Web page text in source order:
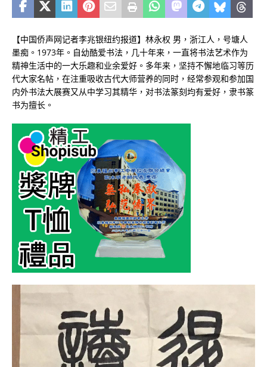
【中国侨声网记者李兆银纽约报道】林永权 男，浙江人，号塘人
墨痴。1973年。自幼酷爱书法，几十年来，一直将书法艺术作为
精神生活中的一大乐趣和业余爱好。多年来，坚持不懈地临习等历
代大家名帖，在注重吸收古代大师营养的同时，经常参观和参加国
内外书法大展赛又从中学习其精华，对书法篆刻均有爱好，隶书篆
书为擅长。